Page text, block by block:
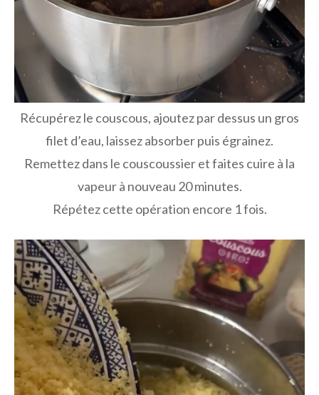
Récupérez le couscous, ajoutez par dessus un gros
filet d’eau, laissez absorber puis égrainez.
Remettez dans le couscoussier et faites cuire à la
vapeur à nouveau 20 minutes.
Répétez cette opération encore 1 fois.